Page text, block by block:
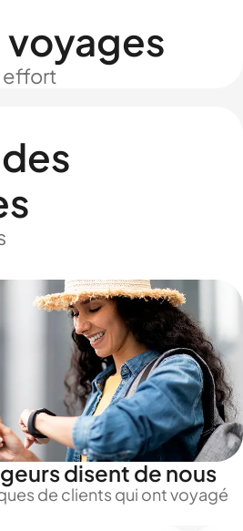
effort
disent de nous
de clients qui ont voyagé